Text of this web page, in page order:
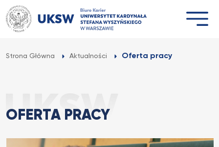
Przejdź
do
treści
Strona Główna Aktualności Oferta pracy
OFERTA PRACY